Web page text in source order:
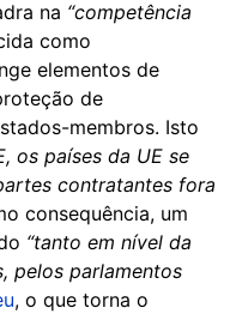
na “competência
como
elementos de
de
membros. Isto
os países da UE se
contratantes fora
consequência, um
“tanto em nível da
pelos parlamentos
, o que torna o